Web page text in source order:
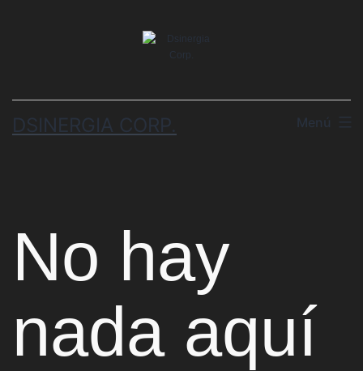
DSINERGIA CORP. Menú
No hay
nada aquí